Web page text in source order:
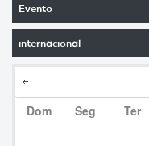
Evento
internacional
Dom Seg Ter